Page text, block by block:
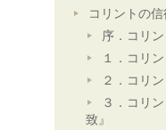
コリントの
序．コリ
１．コリ
２．コリ
３．コリ
致』